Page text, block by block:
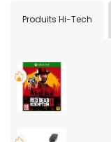
Produits Hi-Tech